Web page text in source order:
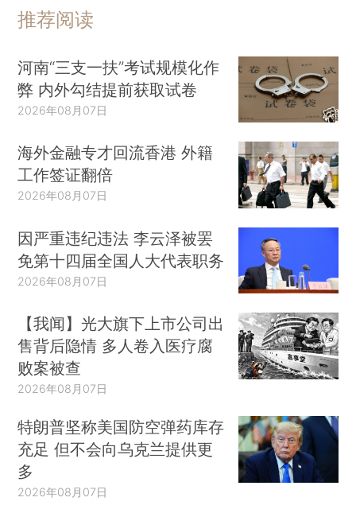
推荐阅读
河南“三支一扶”考试规模化作
弊 内外勾结提前获取试卷
2026年08月07日
海外金融专才回流香港 外籍
工作签证翻倍
2026年08月07日
因严重违纪违法 李云泽被罢
免第十四届全国人大代表职务
2026年08月07日
【我闻】光大旗下上市公司出
售背后隐情 多人卷入医疗腐
败案被查
2026年08月07日
特朗普坚称美国防空弹药库存
充足 但不会向乌克兰提供更
多
2026年08月07日